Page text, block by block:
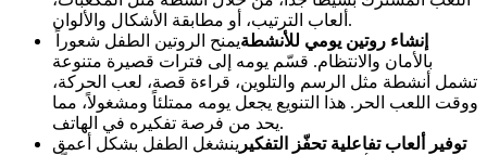
ألعاب الترتيب، أو مطابقة الأشكال والألوان.
إنشاء روتين يومي للأنشطةيمنح الروتين الطفل شعوراً
بالأمان والانتظام. قسّم يومه إلى فترات قصيرة متنوعة
تشمل أنشطة مثل الرسم والتلوين، قراءة قصة، لعب الحركة،
ووقت اللعب الحر. هذا التنويع يجعل يومه ممتلئاً ومشغولاً، مما
يحد من فرصة تفكيره في الهاتف.
توفير ألعاب تفاعلية تحفّز التفكير ينشغل الطفل بشكل أعمق